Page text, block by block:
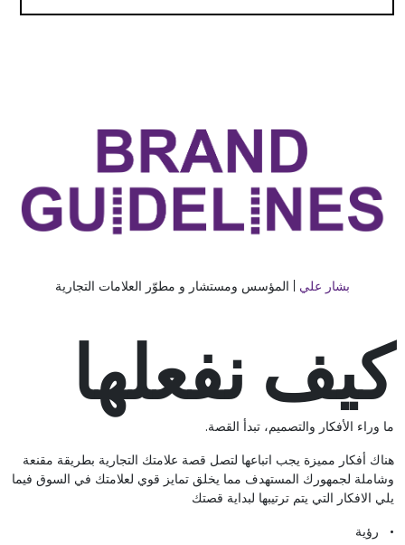
بشار علي | المؤسس ومستشار و مطوّر العلامات التجارية
كيف نفعلها
ما وراء الأفكار والتصميم، تبدأ القصة.
هناك أفكار مميزة يجب اتباعها لتصل قصة علامتك التجارية بطريقة مقنعة
وشاملة لجمهورك المستهدف مما يخلق تمايز قوي لعلامتك في السوق فيما
يلي الافكار التي يتم ترتيبها لبداية قصتك
• رؤية